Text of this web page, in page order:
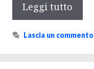
Leggi tutto
Lascia un commento